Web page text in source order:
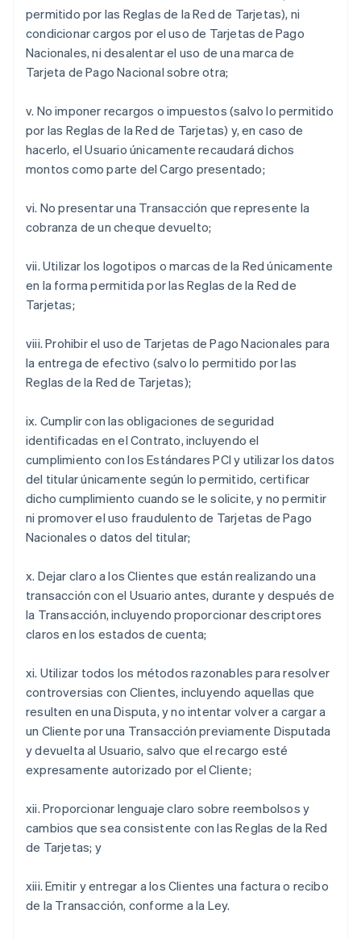
permitido por las Reglas de la Red de Tarjetas), ni
condicionar cargos por el uso de Tarjetas de Pago
Nacionales, ni desalentar el uso de una marca de
Tarjeta de Pago Nacional sobre otra;
v. No imponer recargos o impuestos (salvo lo permitido
por las Reglas de la Red de Tarjetas) y, en caso de
hacerlo, el Usuario únicamente recaudará dichos
montos como parte del Cargo presentado;
vi. No presentar una Transacción que represente la
cobranza de un cheque devuelto;
vii. Utilizar los logotipos o marcas de la Red únicamente
en la forma permitida por las Reglas de la Red de
Tarjetas;
viii. Prohibir el uso de Tarjetas de Pago Nacionales para
la entrega de efectivo (salvo lo permitido por las
Reglas de la Red de Tarjetas);
ix. Cumplir con las obligaciones de seguridad
identificadas en el Contrato, incluyendo el
cumplimiento con los Estándares PCI y utilizar los datos
del titular únicamente según lo permitido, certificar
dicho cumplimiento cuando se le solicite, y no permitir
ni promover el uso fraudulento de Tarjetas de Pago
Nacionales o datos del titular;
x. Dejar claro a los Clientes que están realizando una
transacción con el Usuario antes, durante y después de
la Transacción, incluyendo proporcionar descriptores
claros en los estados de cuenta;
xi. Utilizar todos los métodos razonables para resolver
controversias con Clientes, incluyendo aquellas que
resulten en una Disputa, y no intentar volver a cargar a
un Cliente por una Transacción previamente Disputada
y devuelta al Usuario, salvo que el recargo esté
expresamente autorizado por el Cliente;
xii. Proporcionar lenguaje claro sobre reembolsos y
cambios que sea consistente con las Reglas de la Red
de Tarjetas; y
xiii. Emitir y entregar a los Clientes una factura o recibo
de la Transacción, conforme a la Ley.